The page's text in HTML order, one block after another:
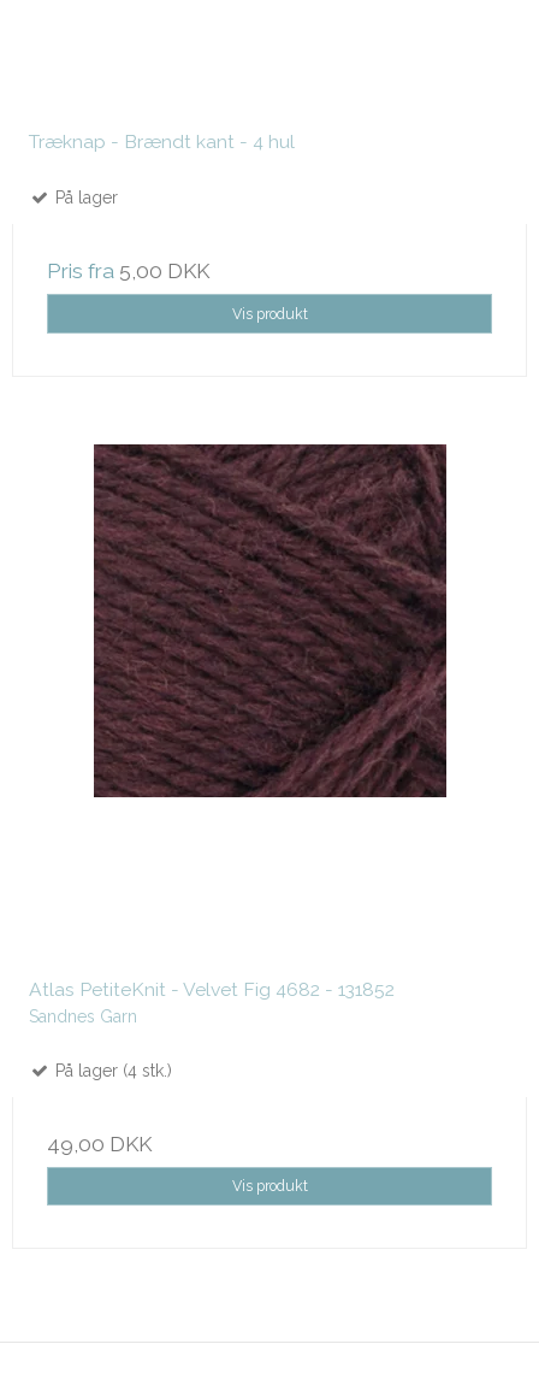
Træknap - Brændt kant - 4 hul
På lager
Pris fra 5,00 DKK
Vis produkt
Atlas PetiteKnit - Velvet Fig 4682 - 131852
Sandnes Garn
På lager (4 stk.)
49,00 DKK
Vis produkt